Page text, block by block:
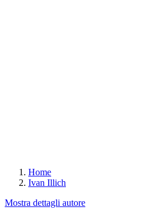
Home
Ivan Illich
Mostra dettagli autore